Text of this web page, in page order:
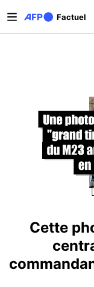
Factuel
Onglets
Cette